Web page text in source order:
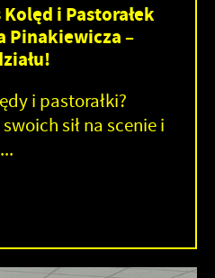
i Pastorałek
Pinakiewicza –
i pastorałki?
sił na scenie i